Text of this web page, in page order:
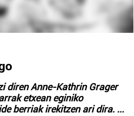
diren Anne-Kathrin Grager
etxean eginiko
berriak irekitzen ari dira. ...